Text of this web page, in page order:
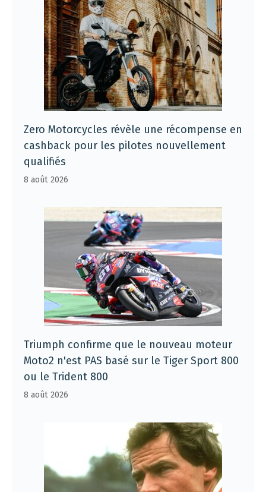
Zero Motorcycles révèle une récompense en
cashback pour les pilotes nouvellement
qualifiés
8 août 2026
Triumph confirme que le nouveau moteur
Moto2 n'est PAS basé sur le Tiger Sport 800
ou le Trident 800
8 août 2026